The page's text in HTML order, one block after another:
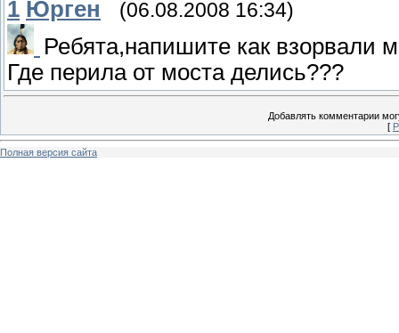
1 Юрген (06.08.2008 16:34)
Ребята,напишите как взорвали
Где перила от моста делись???
Добавлять комментарии
[
Полная версия сайта